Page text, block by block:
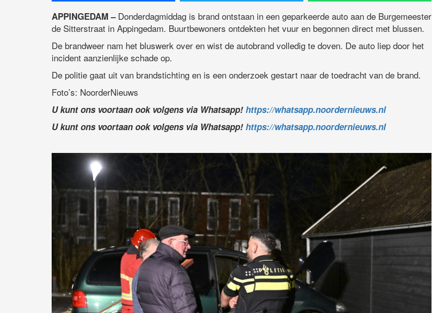
APPINGEDAM –Donderdagmiddag is brand ontstaan in een geparkeerde auto aan de Burgemeester
de Sitterstraat in Appingedam. Buurtbewoners ontdekten het vuur en begonnen direct met blussen.
De brandweer nam het bluswerk over en wist de autobrand volledig te doven. De auto liep door het
incident aanzienlijke schade op.
De politie gaat uit van brandstichting en is een onderzoek gestart naar de toedracht van de brand.
Foto’s: NoorderNieuws
U kunt ons voortaan ook volgens via Whatsapp! https://whatsapp.noordernieuws.nl
U kunt ons voortaan ook volgens via Whatsapp! https://whatsapp.noordernieuws.nl